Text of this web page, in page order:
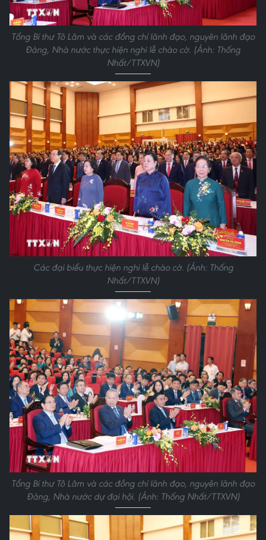
Tổng Bí thư Tô Lâm và các đồng chí lãnh đạo, nguyên lãnh đạo
Đảng, Nhà nước thực hiện nghi lễ chào cờ. (Ảnh: Thống
Nhất/TTXVN)
Các đại biểu thực hiện nghi lễ chào cờ. (Ảnh: Thống
Nhất/TTXVN)
Tổng Bí thư Tô Lâm và các đồng chí lãnh đạo, nguyên lãnh đạo
Đảng, Nhà nước dự đại hội. (Ảnh: Thống Nhất/TTXVN)